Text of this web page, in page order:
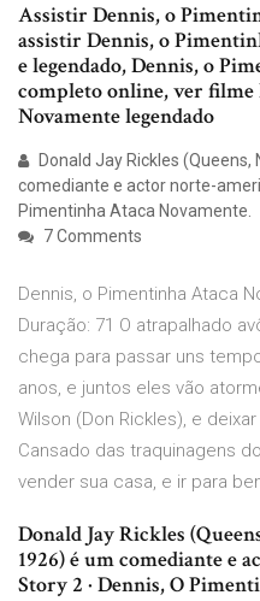
Assistir Dennis, o
assistir Dennis, o
e legendado, Dennis, o
completo online, ver
Novamente legendado
Donald Jay Rickles
comediante e actor norte-
Pimentinha Ataca Novamente.
7 Comments
Dennis, o Pimentinha Ataca
Duração: 71 O atrapalhado
chega para passar uns
anos, e juntos eles vão
Wilson (Don Rickles), e
Cansado das traquinagens
vender sua casa, e ir para
Donald Jay Rickles
1926) é um comediante e
Story 2 · Dennis, O